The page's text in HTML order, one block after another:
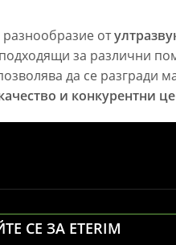
разнообразие от
за различни
да се разгради
и конкурентни
СЕ ЗА ETERIM